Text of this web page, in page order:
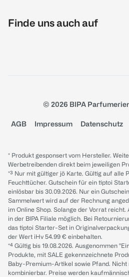
Finde uns auch auf
© 2026 BIPA
AGB Impressum Datenschutz
* Produkt gesponsert vom Hersteller.
Werbetreibenden direkt beim jeweiligen
*³ Nur mit gültiger jö Karte. Gültig auf alle
Feuchttücher. Gutschein für ein tiptoi
einlösbar bis 30.09.2026. Nur ein
Sammelwert wird auf der Rechnung
im Online Shop. Solange der Vorrat
in der BIPA Filiale möglich. Bei
das tiptoi Starter-Set in
der Wert iHv 54.99 € einbehalten.
*⁴ Gültig bis 19.08.2026. Ausgenommen
Produkte, mit SALE gekennzeichnete
Baby-Premium-Artikel sowie Pfand.
kombinierbar. Preise werden